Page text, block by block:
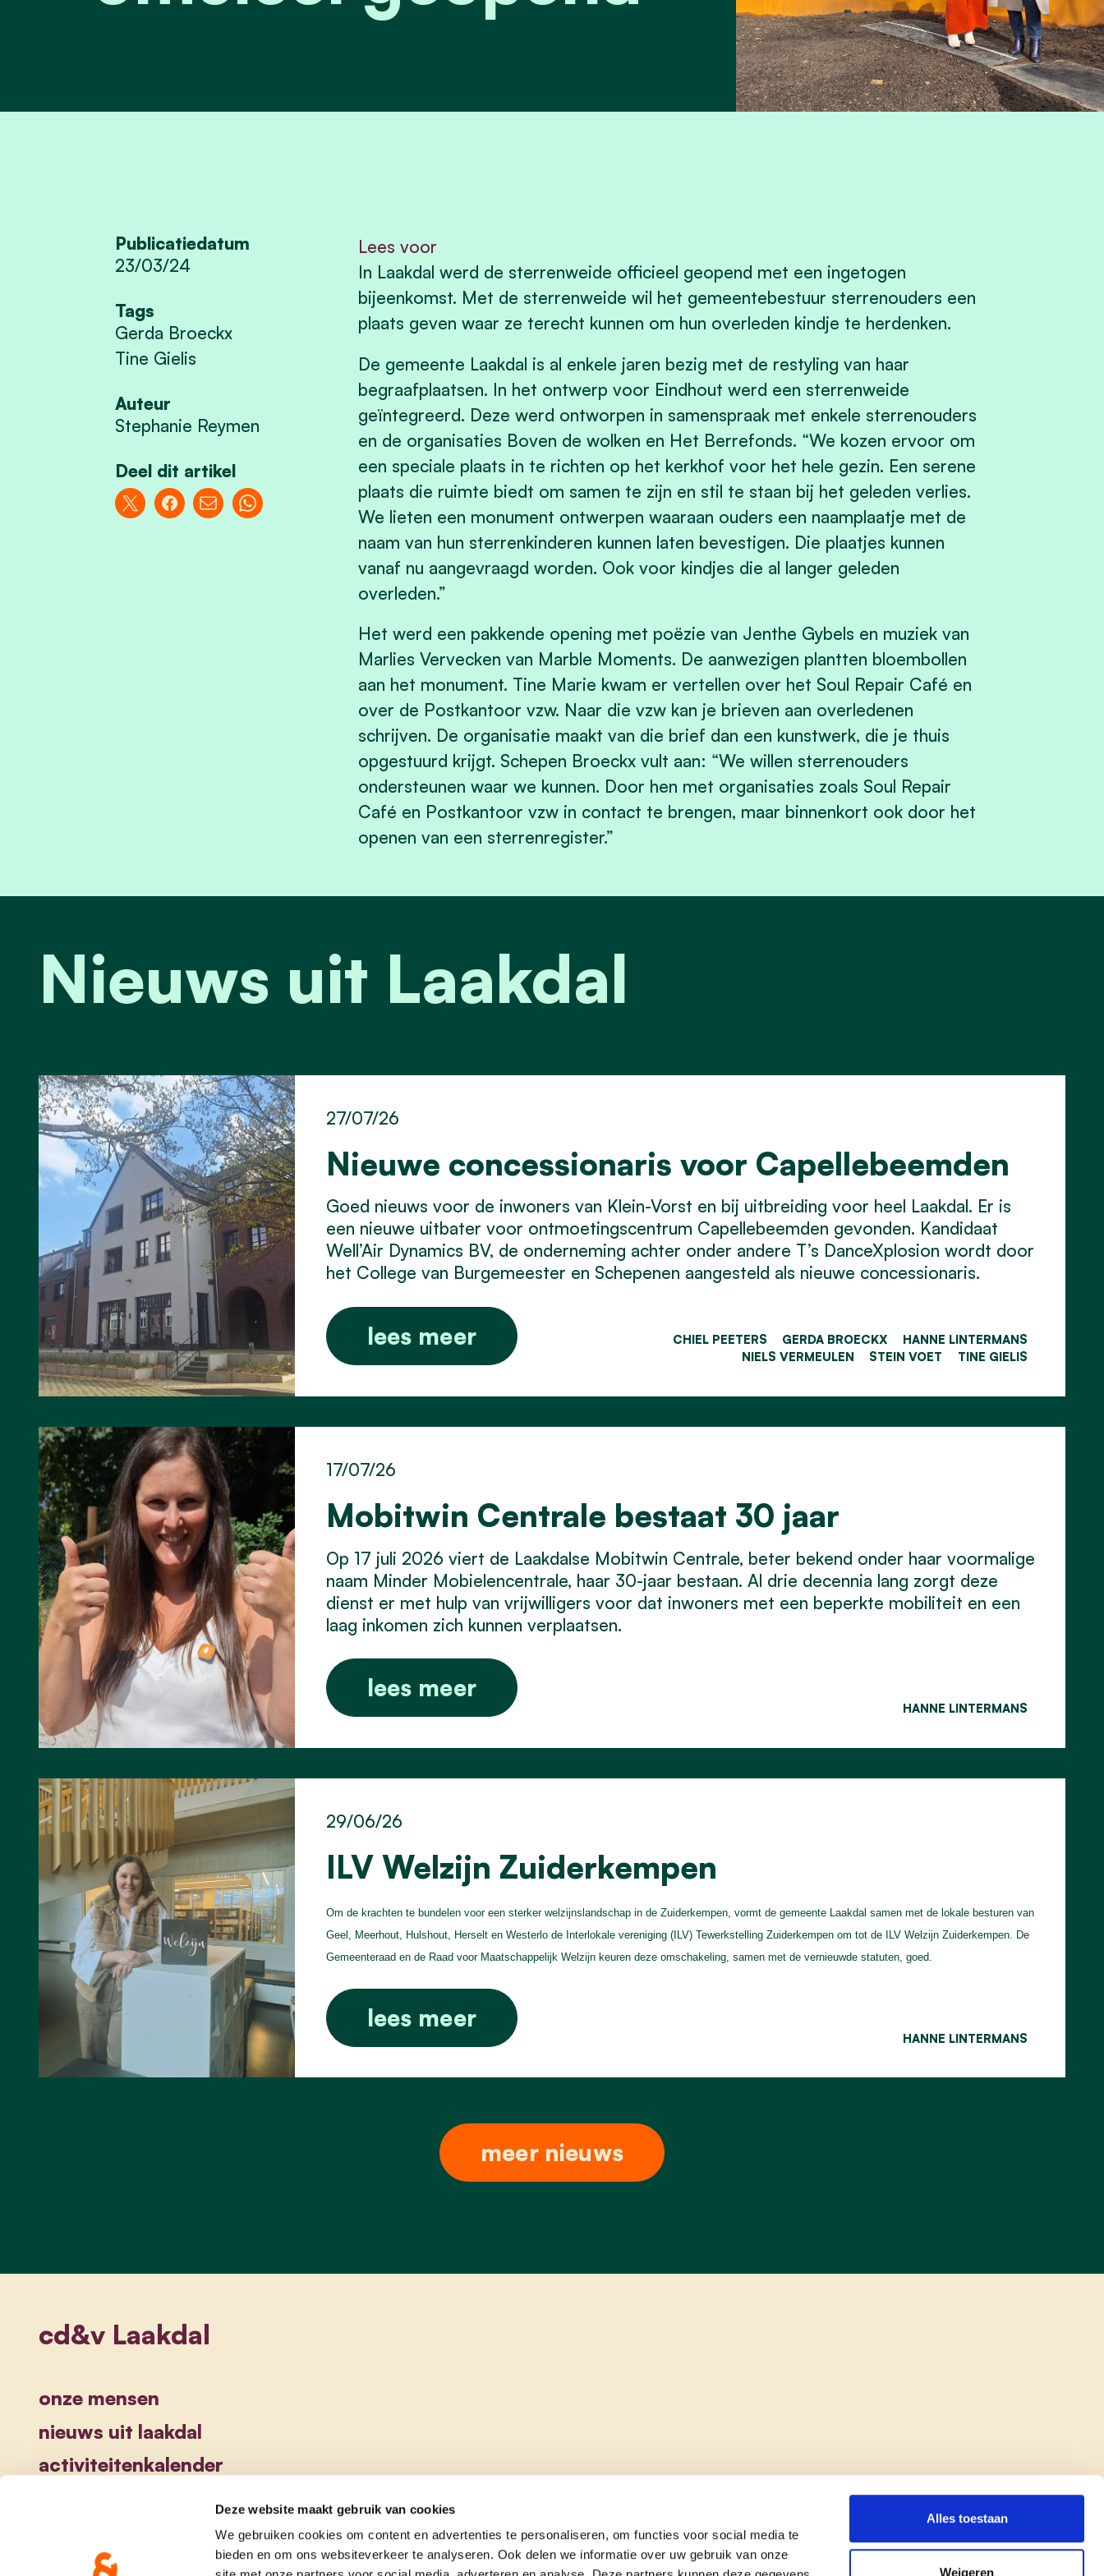
Deze website maakt gebruik van cookies
We gebruiken cookies om content en advertenties te personaliseren, om functies voor social media te
bieden en om ons websiteverkeer te analyseren. Ook delen we informatie over uw gebruik van onze
Alles toestaan
Weigeren
Publicatiedatum
23/03/24
Tags
Gerda Broeckx
Tine Gielis
Auteur
Stephanie Reymen
Deel dit artikel
Lees voor
In Laakdal werd de sterrenweide officieel geopend met een ingetogen
bijeenkomst. Met de sterrenweide wil het gemeentebestuur sterrenouders een
plaats geven waar ze terecht kunnen om hun overleden kindje te herdenken.
De gemeente Laakdal is al enkele jaren bezig met de restyling van haar
begraafplaatsen. In het ontwerp voor Eindhout werd een sterrenweide
geïntegreerd. Deze werd ontworpen in samenspraak met enkele sterrenouders
en de organisaties Boven de wolken en Het Berrefonds. “We kozen ervoor om
een speciale plaats in te richten op het kerkhof voor het hele gezin. Een serene
plaats die ruimte biedt om samen te zijn en stil te staan bij het geleden verlies.
We lieten een monument ontwerpen waaraan ouders een naamplaatje met de
naam van hun sterrenkinderen kunnen laten bevestigen. Die plaatjes kunnen
vanaf nu aangevraagd worden. Ook voor kindjes die al langer geleden
overleden.”
Het werd een pakkende opening met poëzie van Jenthe Gybels en muziek van
Marlies Vervecken van Marble Moments. De aanwezigen plantten bloembollen
aan het monument. Tine Marie kwam er vertellen over het Soul Repair Café en
over de Postkantoor vzw. Naar die vzw kan je brieven aan overledenen
schrijven. De organisatie maakt van die brief dan een kunstwerk, die je thuis
opgestuurd krijgt. Schepen Broeckx vult aan: “We willen sterrenouders
ondersteunen waar we kunnen. Door hen met organisaties zoals Soul Repair
Café en Postkantoor vzw in contact te brengen, maar binnenkort ook door het
openen van een sterrenregister.”
Nieuws uit Laakdal
Nieuwe concessionaris voor Capellebeemden
27/07/26
Goed nieuws voor de inwoners van Klein-Vorst en bij uitbreiding voor heel Laakdal. Er is
een nieuwe uitbater voor ontmoetingscentrum Capellebeemden gevonden. Kandidaat
Well’Air Dynamics BV, de onderneming achter onder andere T’s DanceXplosion wordt door
het College van Burgemeester en Schepenen aangesteld als nieuwe concessionaris.
lees meer CHIEL PEETERS GERDA BROECKX
HANNE LINTERMANS
NIELS VERMEULEN
STEIN VOET TINE GIELIS
Mobitwin Centrale bestaat 30 jaar
17/07/26
Op 17 juli 2026 viert de Laakdalse Mobitwin Centrale, beter bekend onder haar voormalige
naam Minder Mobielencentrale, haar 30-jaar bestaan. Al drie decennia lang zorgt deze
dienst er met hulp van vrijwilligers voor dat inwoners met een beperkte mobiliteit en een
laag inkomen zich kunnen verplaatsen.
lees meer
HANNE LINTERMANS
ILV Welzijn Zuiderkempen
29/06/26
Om de krachten te bundelen voor een sterker welzijnslandschap in de Zuiderkempen, vormt de gemeente Laakdal samen met de lokale besturen van
Geel, Meerhout, Hulshout, Herselt en Westerlo de Interlokale vereniging (ILV) Tewerkstelling Zuiderkempen om tot de ILV Welzijn Zuiderkempen. De
Gemeenteraad en de Raad voor Maatschappelijk Welzijn keuren deze omschakeling, samen met de vernieuwde statuten, goed.
lees meer
HANNE LINTERMANS
meer nieuws
cd&v Laakdal
onze mensen
nieuws uit laakdal
activiteitenkalender